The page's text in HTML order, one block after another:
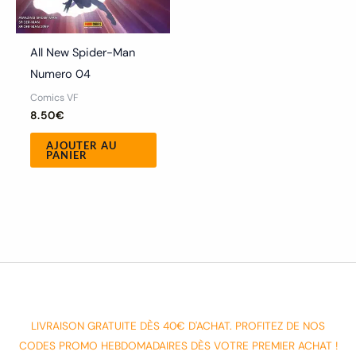
All New Spider-Man
Numero 04
Comics VF
8.50€
AJOUTER AU
PANIER
LIVRAISON GRATUITE DÈS 40€ D'ACHAT. PROFITEZ DE NOS
CODES PROMO HEBDOMADAIRES DÈS VOTRE PREMIER ACHAT !